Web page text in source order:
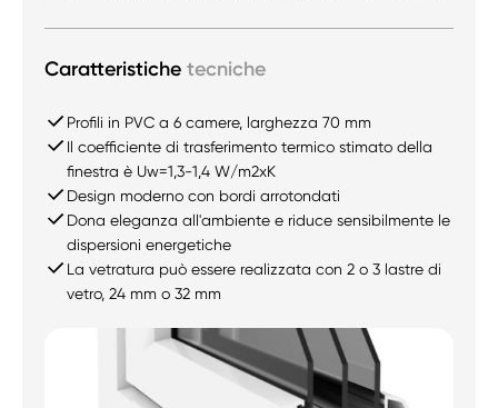
Caratteristiche tecniche
Profili in PVC a 6 camere, larghezza 70 mm
Il coefficiente di trasferimento termico stimato della
finestra è Uw=1,3-1,4 W/m2xK
Design moderno con bordi arrotondati
Dona eleganza all'ambiente e riduce sensibilmente le
dispersioni energetiche
La vetratura può essere realizzata con 2 o 3 lastre di
vetro, 24 mm o 32 mm